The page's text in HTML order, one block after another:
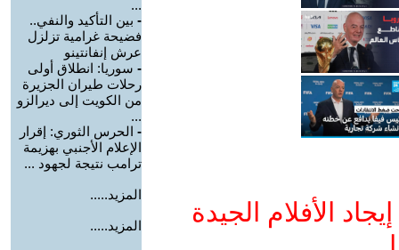
الأفلام الجيدة
...
- بين التأكيد والنفي..
فضيحة غرامية تزلزل
عرش إنفانتينو
- سوريا: انطلاق أولى
رحلات طيران الجزيرة
من الكويت إلى ديرالزو
...
- الحرس الثوري: إقرار
الإعلام الأجنبي بهزيمة
ترامب نتيجة لجهود ...
المزيد.....
المزيد.....